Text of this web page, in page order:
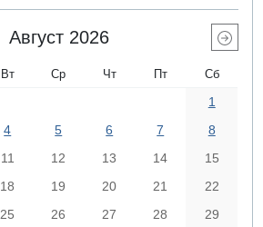
Август 2026
Вт Ср Чт Пт Сб
1
4 5 6 7
8
11 12 13 14
15
18 19 20 21
22
25 26 27 28
29